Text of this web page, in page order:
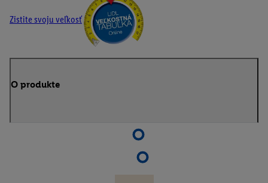
Zistite svoju veľkosť
O produkte